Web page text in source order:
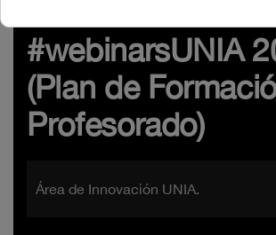
#webinarsUNIA
(Plan de
Profesorado)
Área de Innovación UNIA.